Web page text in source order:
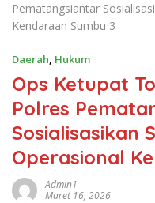
Pematangsiantar
Kendaraan Sumbu 3
Daerah, Hukum
Ops Ketupat
Polres
Sosialisasikan
Operasional
Admin1
Maret 16, 2026